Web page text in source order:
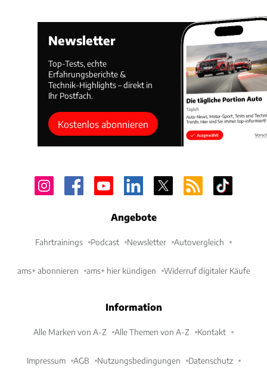
Newsletter
Top-Tests, echte
Erfahrungsberichte &
Technik-Highlights – direkt in
Ihr Postfach.
Kostenlos abonnieren
Angebote
Fahrtrainings Podcast Newsletter Autovergleich
ams+ abonnieren ams+ hier kündigen Widerruf digitaler Käufe
Information
Alle Marken von A-Z Alle Themen von A-Z Kontakt
Impressum AGB Nutzungsbedingungen Datenschutz